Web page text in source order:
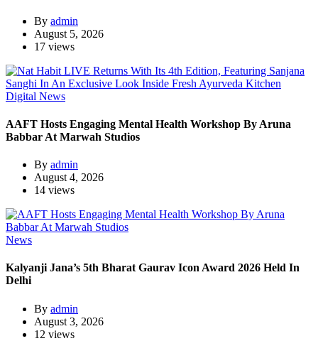
By admin
August 5, 2026
17 views
Digital News
AAFT Hosts Engaging Mental Health Workshop By Aruna
Babbar At Marwah Studios
By admin
August 4, 2026
14 views
News
Kalyanji Jana’s 5th Bharat Gaurav Icon Award 2026 Held In
Delhi
By admin
August 3, 2026
12 views